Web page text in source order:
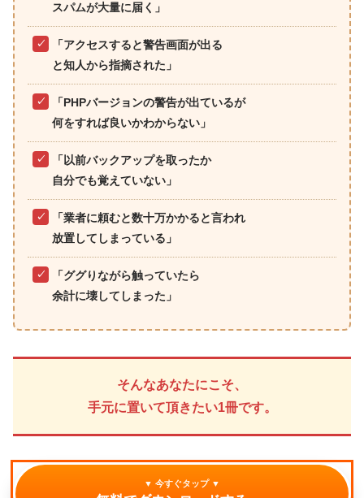
スパムが大量に届く」
「アクセスすると警告画面が出る
と知人から指摘された」
「PHPバージョンの警告が出ているが
何をすれば良いかわからない」
「以前バックアップを取ったか
自分でも覚えていない」
「業者に頼むと数十万かかると言われ
放置してしまっている」
「ググりながら触っていたら
余計に壊してしまった」
そんなあなたにこそ、
手元に置いて頂きたい1冊です。
▼ 今すぐタップ ▼